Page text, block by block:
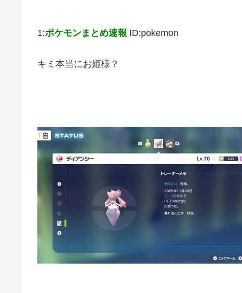
1:ポケモンまとめ速報 ID:pokemon
キミ本当にお姫様？